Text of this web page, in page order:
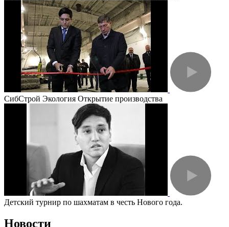
СибСтрой Экология Открытие производства
Детский турнир по шахматам в честь Нового года.
Новости